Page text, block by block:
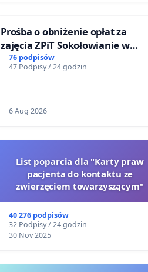
Prośba o obniżenie opłat za
zajęcia ZPiT Sokołowianie w
Sokołowskim Ośrodku Kultury
76 podpisów
47 Podpisy / 24 godzin
6 Aug 2026
List poparcia dla "Karty praw
pacjenta do kontaktu ze
zwierzęciem towarzyszącym"
40 276 podpisów
32 Podpisy / 24 godzin
30 Nov 2025